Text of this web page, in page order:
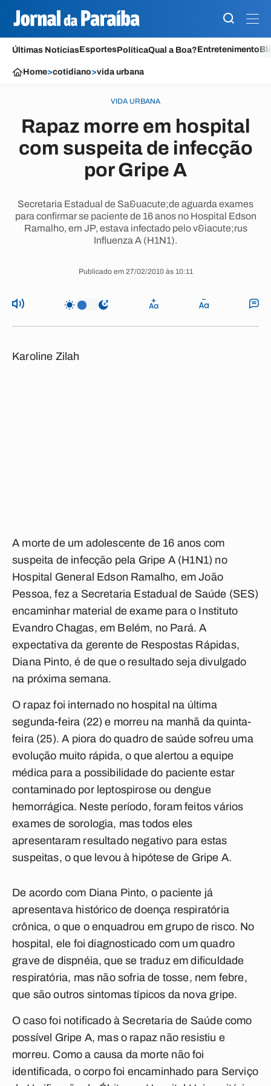
Últimas NotíciasEsportesPolíticaQual a Boa?Entretenimento
Home>cotidiano>vida urbana
VIDA URBANA
Rapaz morre em hospital
com suspeita de infecção
por Gripe A
Secretaria Estadual de Sa&uacute;de aguarda exames
para confirmar se paciente de 16 anos no Hospital Edson
Ramalho, em JP, estava infectado pelo v&iacute;rus
Influenza A (H1N1).
Publicado em 27/02/2010 às 10:11
Karoline Zilah
A morte de um adolescente de 16 anos com
suspeita de infecção pela Gripe A (H1N1) no
Hospital General Edson Ramalho, em João
Pessoa, fez a Secretaria Estadual de Saúde (SES)
encaminhar material de exame para o Instituto
Evandro Chagas, em Belém, no Pará. A
expectativa da gerente de Respostas Rápidas,
Diana Pinto, é de que o resultado seja divulgado
na próxima semana.
O rapaz foi internado no hospital na última
segunda-feira (22) e morreu na manhã da quinta-
feira (25). A piora do quadro de saúde sofreu uma
evolução muito rápida, o que alertou a equipe
médica para a possibilidade do paciente estar
contaminado por leptospirose ou dengue
hemorrágica. Neste período, foram feitos vários
exames de sorologia, mas todos eles
apresentaram resultado negativo para estas
suspeitas, o que levou à hipótese de Gripe A.
De acordo com Diana Pinto, o paciente já
apresentava histórico de doença respiratória
crônica, o que o enquadrou em grupo de risco. No
hospital, ele foi diagnosticado com um quadro
grave de dispnéia, que se traduz em dificuldade
respiratória, mas não sofria de tosse, nem febre,
que são outros sintomas típicos da nova gripe.
O caso foi notificado à Secretaria de Saúde como
possível Gripe A, mas o rapaz não resistiu e
morreu. Como a causa da morte não foi
identificada, o corpo foi encaminhado para Serviço